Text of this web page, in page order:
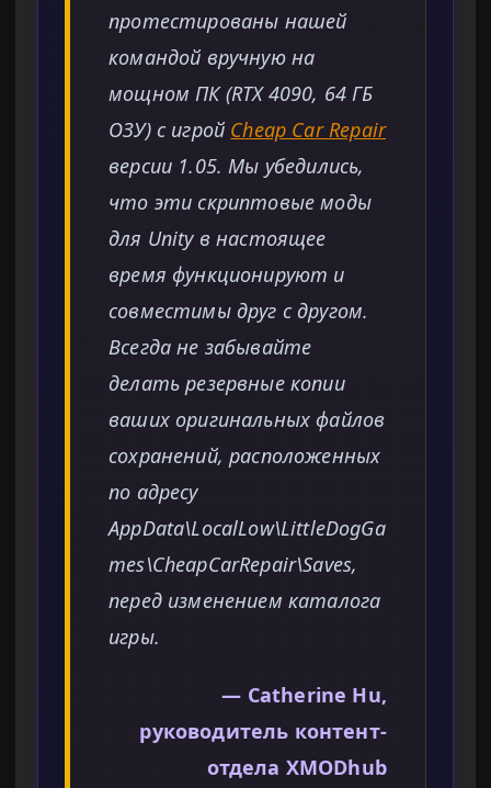
протестированы нашей
командой вручную на
мощном ПК (RTX 4090, 64 ГБ
ОЗУ) с игрой Cheap Car Repair
версии 1.05. Мы убедились,
что эти скриптовые моды
для Unity в настоящее
время функционируют и
совместимы друг с другом.
Всегда не забывайте
делать резервные копии
ваших оригинальных файлов
сохранений, расположенных
по адресу
AppData\LocalLow\LittleDogGa
mes\CheapCarRepair\Saves,
перед изменением каталога
игры.
— Catherine Hu,
руководитель контент-
отдела XMODhub